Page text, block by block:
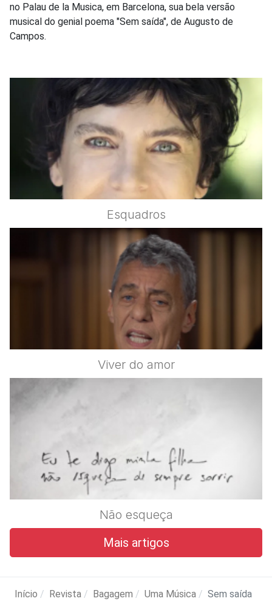
no Palau de la Musica, em Barcelona, sua bela versão
musical do genial poema "Sem saída", de Augusto de
Campos.
Esquadros
Viver do amor
Não esqueça
Mais artigos
Início Revista Bagagem Uma Música Sem saída